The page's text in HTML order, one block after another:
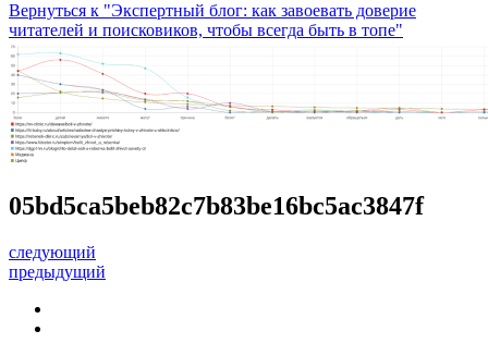
Вернуться к "Экспертный блог: как завоевать доверие
читателей и поисковиков, чтобы всегда быть в топе"
05bd5ca5beb82c7b83be16bc5ac3847f
следующий
предыдущий